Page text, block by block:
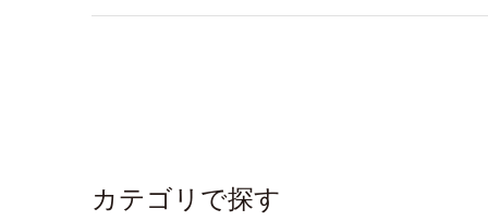
カテゴリで探す